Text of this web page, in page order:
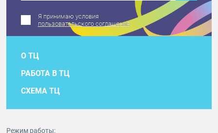
Я принимаю условия
пользовательского соглашения
О ТЦ
РАБОТА В ТЦ
СХЕМА ТЦ
Режим работы: